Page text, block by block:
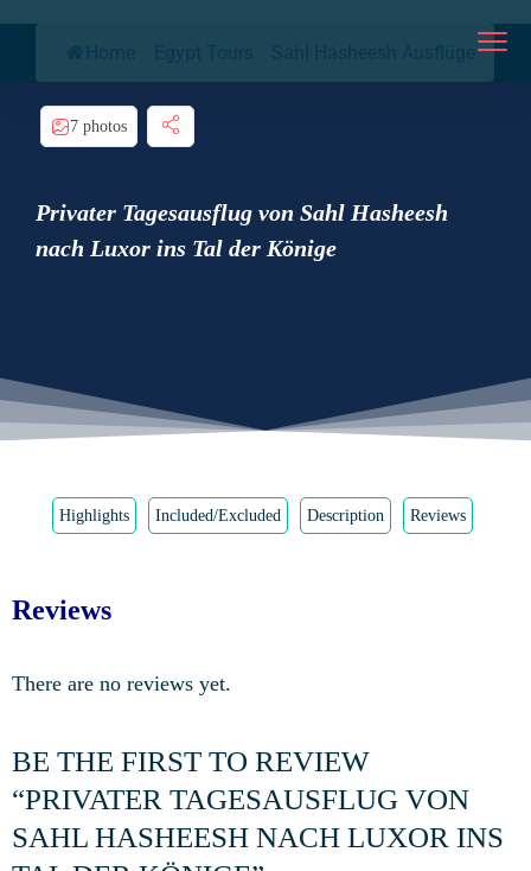
7 photos
Privater Tagesausflug von Sahl Hasheesh
nach Luxor ins Tal der Könige
Highlights Included/Excluded Description Reviews
Reviews
There are no reviews yet.
BE THE FIRST TO REVIEW
“PRIVATER TAGESAUSFLUG VON
SAHL HASHEESH NACH LUXOR INS